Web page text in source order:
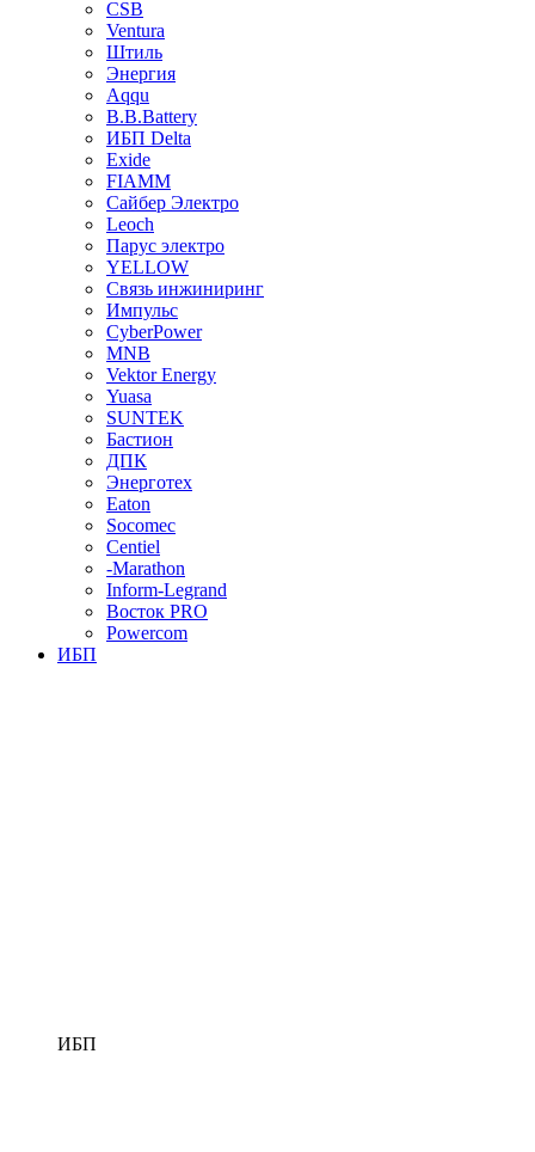
CSB
Ventura
Штиль
Энергия
Aqqu
B.B.Bаttery
ИБП Delta
Exide
FIAMM
Сайбер Электро
Leoch
Парус электро
YELLOW
Связь инжиниринг
Импульс
CyberPower
MNB
Vektor Energy
Yuasa
SUNTEK
Бастион
ДПК
Энерготех
Eaton
Socomec
Centiel
-Marathon
Inform-Legrand
Восток PRO
Powercom
ИБП
ИБП